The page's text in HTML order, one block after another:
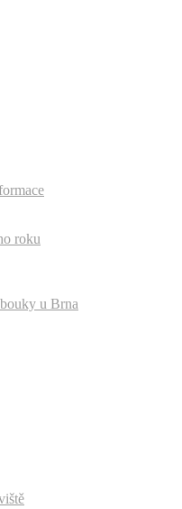
roku
u Brna